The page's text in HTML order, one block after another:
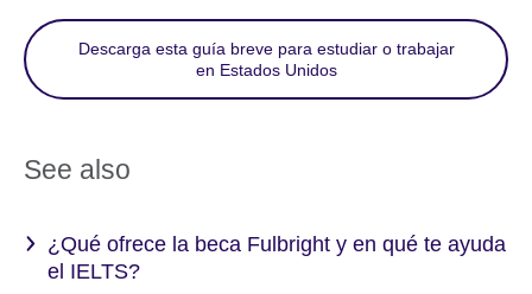
Descarga esta guía breve para estudiar o trabajar
en Estados Unidos
See also
¿Qué ofrece la beca Fulbright y en qué te ayuda
el IELTS?